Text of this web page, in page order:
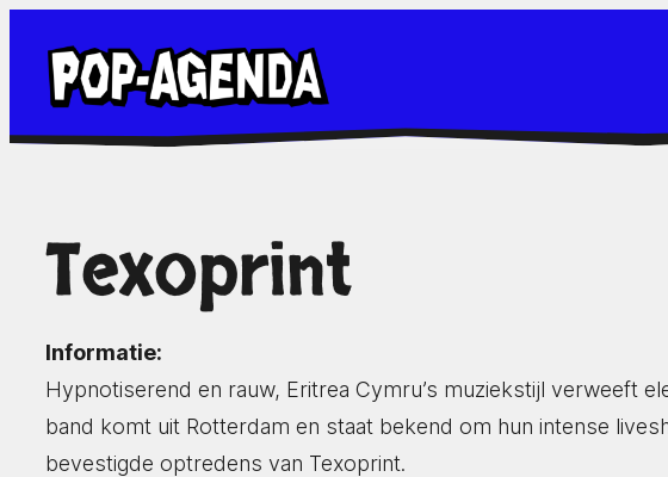
naar
inhoud
Texoprint
Informatie:
Hypnotiserend en rauw, Eritrea Cymru’s muziekstijl verweeft
band komt uit Rotterdam en staat bekend om hun intense
bevestigde optredens van Texoprint.